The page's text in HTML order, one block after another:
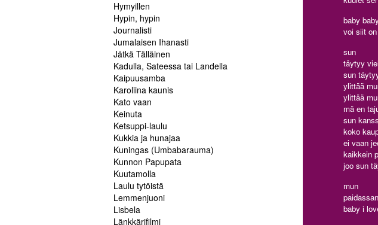
Hymyillen
Hypin, hypin
Journalisti
Jumalaisen Ihanasti
Jätkä Tälläinen
Kadulla, Sateessa tai Landella
Kaipuusamba
Karoliina kaunis
Kato vaan
Keinuta
Ketsuppi-laulu
Kukkia ja hunajaa
Kuningas (Umbabarauma)
Kunnon Papupata
Kuutamolla
Laulu tytöistä
Lemmenjuoni
Lisbela
Länkkärifilmi
baby
voi siit
sun
täytyy
sun
ylittää
ylittää
mä en
sun
koko
ei vaan
kaikkein
joo sun
mun
baby i